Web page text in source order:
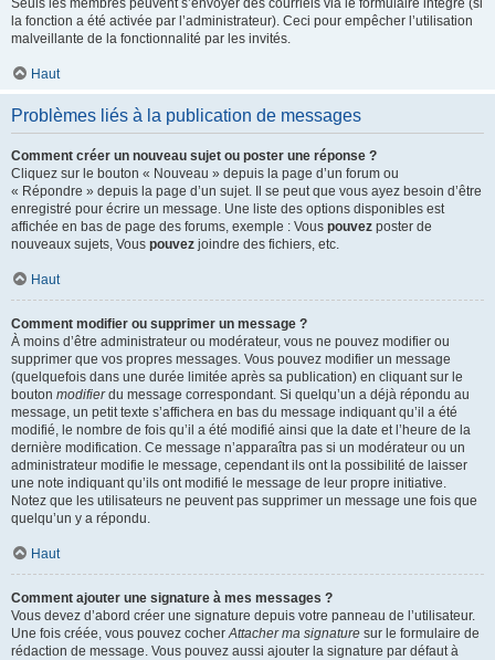
Seuls les membres peuvent s’envoyer des courriels via le formulaire intégré (si
la fonction a été activée par l’administrateur). Ceci pour empêcher l’utilisation
malveillante de la fonctionnalité par les invités.
Haut
Problèmes liés à la publication de messages
Comment créer un nouveau sujet ou poster une réponse ?
Cliquez sur le bouton « Nouveau » depuis la page d’un forum ou
« Répondre » depuis la page d’un sujet. Il se peut que vous ayez besoin d’être
enregistré pour écrire un message. Une liste des options disponibles est
affichée en bas de page des forums, exemple : Vous pouvez poster de
nouveaux sujets, Vous pouvez joindre des fichiers, etc.
Haut
Comment modifier ou supprimer un message ?
À moins d’être administrateur ou modérateur, vous ne pouvez modifier ou
supprimer que vos propres messages. Vous pouvez modifier un message
(quelquefois dans une durée limitée après sa publication) en cliquant sur le
bouton modifierdu message correspondant. Si quelqu’un a déjà répondu au
message, un petit texte s’affichera en bas du message indiquant qu’il a été
modifié, le nombre de fois qu’il a été modifié ainsi que la date et l’heure de la
dernière modification. Ce message n’apparaîtra pas si un modérateur ou un
administrateur modifie le message, cependant ils ont la possibilité de laisser
une note indiquant qu’ils ont modifié le message de leur propre initiative.
Notez que les utilisateurs ne peuvent pas supprimer un message une fois que
quelqu’un y a répondu.
Haut
Comment ajouter une signature à mes messages ?
Vous devez d’abord créer une signature depuis votre panneau de l’utilisateur.
Une fois créée, vous pouvez cocherAttacher ma signature sur le formulaire de
rédaction de message. Vous pouvez aussi ajouter la signature par défaut à